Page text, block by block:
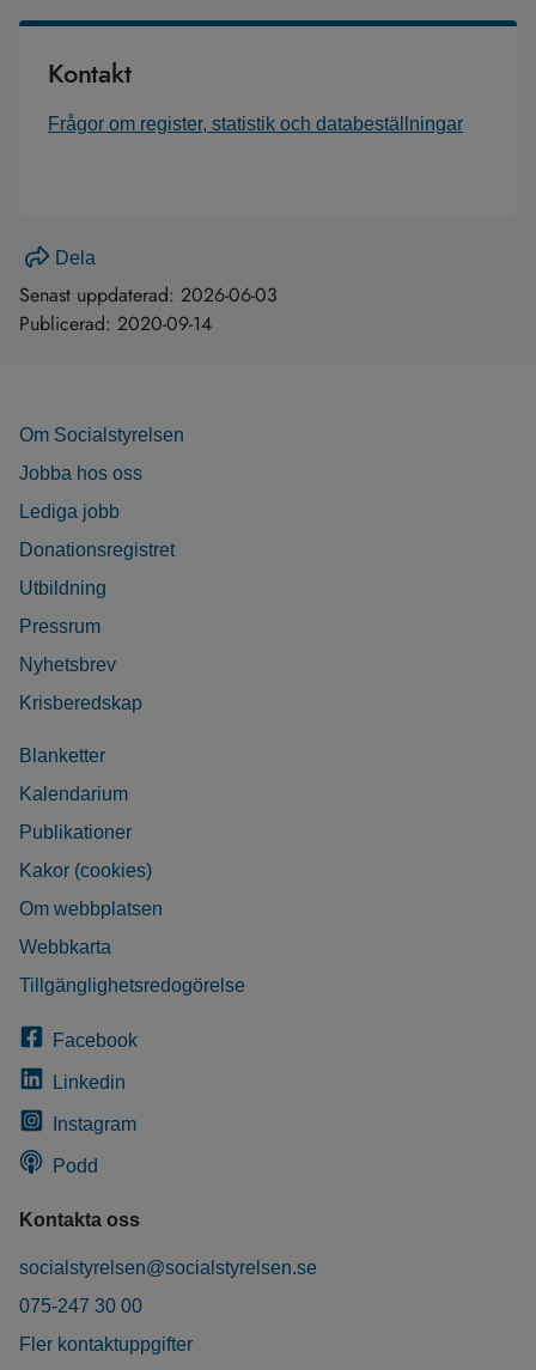
Kontakt
Frågor om register, statistik och databeställningar
Dela
Senast uppdaterad: 2026-06-03
Publicerad: 2020-09-14
Om Socialstyrelsen
Jobba hos oss
Lediga jobb
Donationsregistret
Utbildning
Pressrum
Nyhetsbrev
Krisberedskap
Blanketter
Kalendarium
Publikationer
Kakor (cookies)
Om webbplatsen
Webbkarta
Tillgänglighetsredogörelse
Facebook
Linkedin
Instagram
Podd
Kontakta oss
socialstyrelsen@socialstyrelsen.se
075-247 30 00
Fler kontaktuppgifter